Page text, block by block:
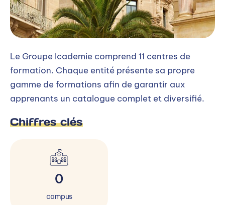
Le Groupe Icademie comprend 11 centres de
formation. Chaque entité présente sa propre
gamme de formations afin de garantir aux
apprenants un catalogue complet et diversifié.
Chiffres clés
0
campus